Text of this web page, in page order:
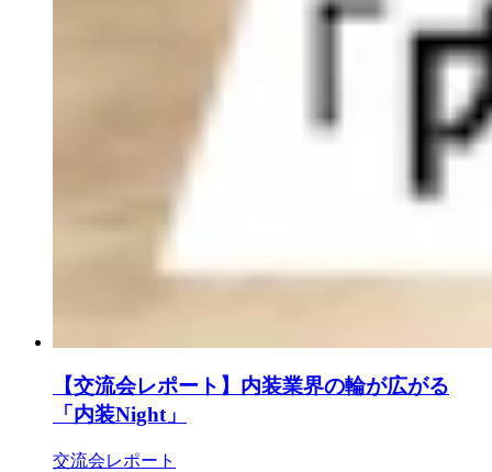
【交流会レポート】内装業界の輪が広がる
「内装Night」
交流会レポート